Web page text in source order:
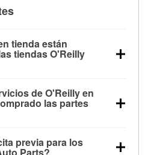
tienda están
tiendas O'Reilly
de alternador y
de la luz “Check Engine”
instalación de
están disponibles en
Auto Parts. La tienda
de O'Reilly en
las partes
estén disponibles en la
previa para los